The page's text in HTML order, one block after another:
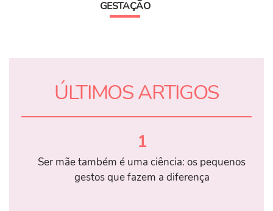
GESTAÇÃO
ÚLTIMOS ARTIGOS
1
Ser mãe também é uma ciência: os pequenos
gestos que fazem a diferença